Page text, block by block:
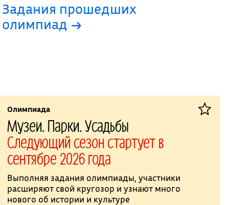
Задания прошедших
олимпиад →
Олимпиада
Музеи. Парки. Усадьбы
Следующий сезон стартует в
сентябре 2026 года
Выполняя задания олимпиады, участники
расширяют свой кругозор и узнают много
нового об истории и культуре